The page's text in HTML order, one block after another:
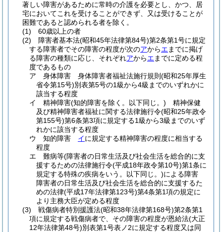
著しい障害があるために常時の介護を必要とし、かつ、居
宅においてこれを受けることができず、又は受けることが
困難であると認められる者を除く。
(1)
60歳以上の者
(2)
障害者基本法(昭和45年法律第84号)第2条第1号に規定
する障害者でその障害の程度が次のアからエ までに掲げ
る障害の種類に応じ、それぞれアからエ までに定める程
度であるもの
ア
身体障害 身体障害者福祉法施行規則 (昭和25年厚生
省令第15号)別表第5号の1級から4級までのいずれかに
該当する程度
イ
精神障害(知的障害を除く。以下同じ。) 精神保健
及び精神障害者福祉に関する法律施行令(昭和25年政令
第155号)第6条第3項に規定する1級から3級までのいず
れかに該当する程度
ウ
知的障害 イに規定する精神障害の程度に相当する
程度
エ
難病等(障害者の日常生活及び社会生活を総合的に支
援するための法律施行令(平成18年政令第10号)第1条に
規定する特殊の疾病をいう。以下同じ。)による障害
障害者の日常生活及び社会生活を総合的に支援するた
めの法律(平成17年法律第123号)第4条第1項の規定に
より主務大臣が定める程度
(3)
戦傷病者特別援護法(昭和38年法律第168号)第2条第1
項に規定する戦傷病者で、その障害の程度が恩給法(大正
12年法律第48号)別表第1号表ノ2に規定する程度又は同